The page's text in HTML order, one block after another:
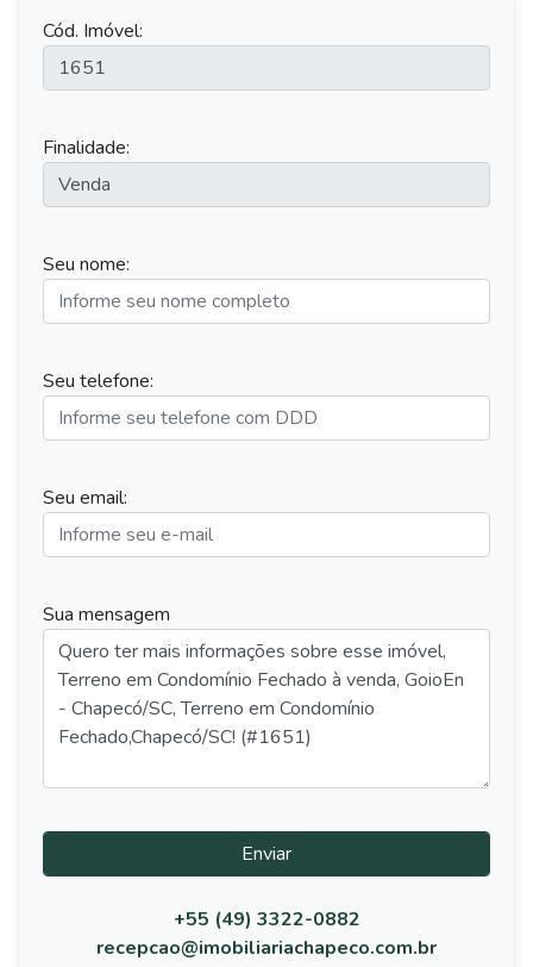
Cód. Imóvel:
Finalidade:
Seu nome:
Seu telefone:
Seu email:
Sua mensagem
Enviar
+55 (49) 3322-0882
recepcao@imobiliariachapeco.com.br